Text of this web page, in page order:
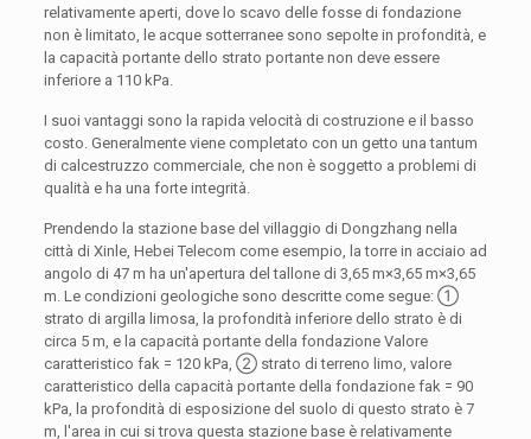
relativamente aperti, dove lo scavo delle fosse di fondazione
non è limitato, le acque sotterranee sono sepolte in profondità, e
la capacità portante dello strato portante non deve essere
inferiore a 110 kPa.
I suoi vantaggi sono la rapida velocità di costruzione e il basso
costo. Generalmente viene completato con un getto una tantum
di calcestruzzo commerciale, che non è soggetto a problemi di
qualità e ha una forte integrità.
Prendendo la stazione base del villaggio di Dongzhang nella
città di Xinle, Hebei Telecom come esempio, la torre in acciaio ad
angolo di 47 m ha un'apertura del tallone di 3,65 m×3,65 m×3,65
m. Le condizioni geologiche sono descritte come segue: ①
strato di argilla limosa, la profondità inferiore dello strato è di
circa 5 m, e la capacità portante della fondazione Valore
caratteristico fak = 120 kPa, ② strato di terreno limo, valore
caratteristico della capacità portante della fondazione fak = 90
kPa, la profondità di esposizione del suolo di questo strato è 7
m, l'area in cui si trova questa stazione base è relativamente